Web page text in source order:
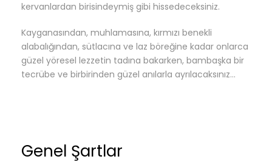
kervanlardan birisindeymiş gibi hissedeceksiniz.
Kayganasından, muhlamasına, kırmızı benekli
alabalığından, sütlacına ve laz böreğine kadar onlarca
güzel yöresel lezzetin tadına bakarken, bambaşka bir
tecrübe ve birbirinden güzel anılarla ayrılacaksınız…
Genel Şartlar